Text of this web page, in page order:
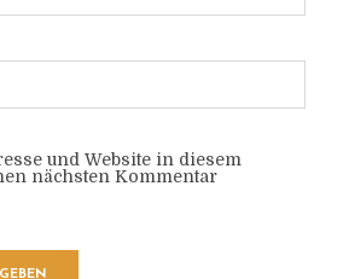
und Website in diesem
nächsten Kommentar